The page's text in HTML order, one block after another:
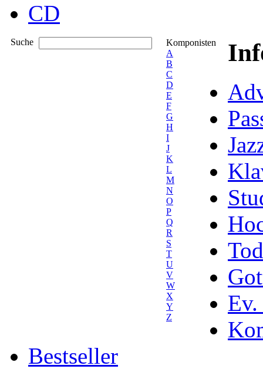
CD
Suche
Komponisten
A
B
C
D
E
F
G
H
I
J
K
L
M
N
O
P
Q
R
S
T
U
V
W
X
Y
Z
Ev.
Bestseller